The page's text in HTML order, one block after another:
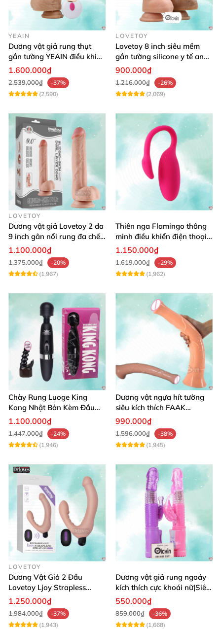
YEAIN
Dương vật giả rung thụt
gắn tường YEAIN điều khiển
từ xa
1.600.000₫
2.539.000₫
-37%
(2,590)
LOVETOY
Lovetoy 8 inch siêu mềm
gắn tường silicone y tế an
toàn
900.000₫
1.216.000₫
-26%
(2,069)
LOVETOY
Dương vật giả Lovetoy 2 da
9 inch gân nổi rung đa chế
độ thú vị
1.100.000₫
1.375.000₫
-20%
(1,967)
Thiên nga Flamingo thông
minh điều khiển điện thoại
tiện lợi
1.150.000₫
1.619.000₫
-29%
(1,962)
Chày Rung Luoge King
Kong Nhật Bản Kèm Đầu
DV Kích Thích Sâu
1.100.000₫
1.447.000₫
-24%
(1,946)
Dương vật ngựa hít tường
siêu kích thích FAAK
massage hậu môn
990.000₫
1.596.000₫
-38%
(1,945)
LOVETOY
Dương Vật Giả 2 Đầu
Lovetoy Ljoy Strapless
Rung ĐKTX Siêu Mạnh
1.250.000₫
1.984.000₫
-37%
(1,943)
Dương vật giả rung ngoáy
kích thích cực khoái nữ|Siêu
phẩm
550.000₫
859.000₫
-36%
(1,668)